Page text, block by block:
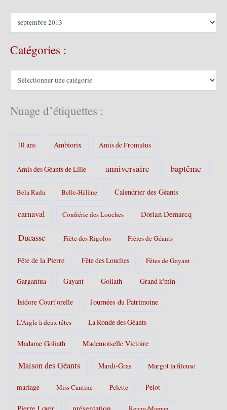
A
h
s
Catégories :
C
é
g
Nuage d’étiquettes :
10 ans Ambiorix Amis de Fromulus
Amis des Géants de Lille anniversaire baptême
Bela Rada Belle-Hélène Calendrier des Géants
carnaval Confrérie des Louches Dorian Demarcq
Ducasse Fiète des Rigolos Frères de Géants
Fête de la Pierre Fête des Louches Fêtes de Gayant
Gargantua Gayant Goliath Grand k'min
Isidore Court'orelle Journées du Patrimoine
L'Aigle à deux têtes La Ronde des Géants
Madame Goliath Mademoiselle Victoire
Maison des Géants Mardi-Gras Margot la fileuse
mariage Miss Cantine Pelette Pelot